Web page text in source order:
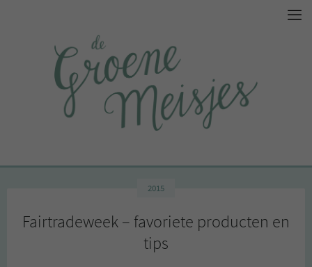
2015
Fairtradeweek – favoriete producten en
tips